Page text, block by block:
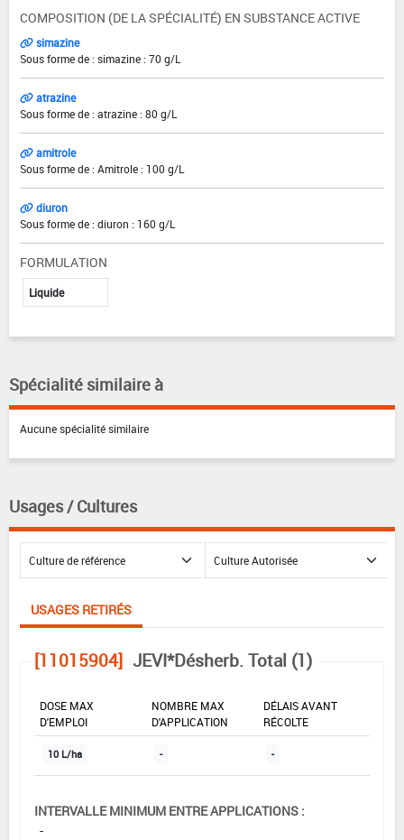
COMPOSITION (DE LA SPÉCIALITÉ) EN SUBSTANCE ACTIVE
simazine
Sous forme de : simazine : 70 g/L
atrazine
Sous forme de : atrazine : 80 g/L
amitrole
Sous forme de : Amitrole : 100 g/L
diuron
Sous forme de : diuron : 160 g/L
FORMULATION
Liquide
Spécialité similaire à
Aucune spécialité similaire
Usages / Cultures
USAGES RETIRÉS
[11015904] JEVI*Désherb. Total (1)
DOSE MAX
D'EMPLOI
NOMBRE MAX
D'APPLICATION
DÉLAIS AVANT
RÉCOLTE
10 L/ha - -
INTERVALLE MINIMUM ENTRE APPLICATIONS :
-